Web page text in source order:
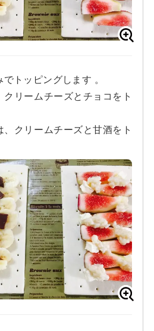
トッピングします 。
クリームチーズとチョコをト
、クリームチーズと甘酒をト